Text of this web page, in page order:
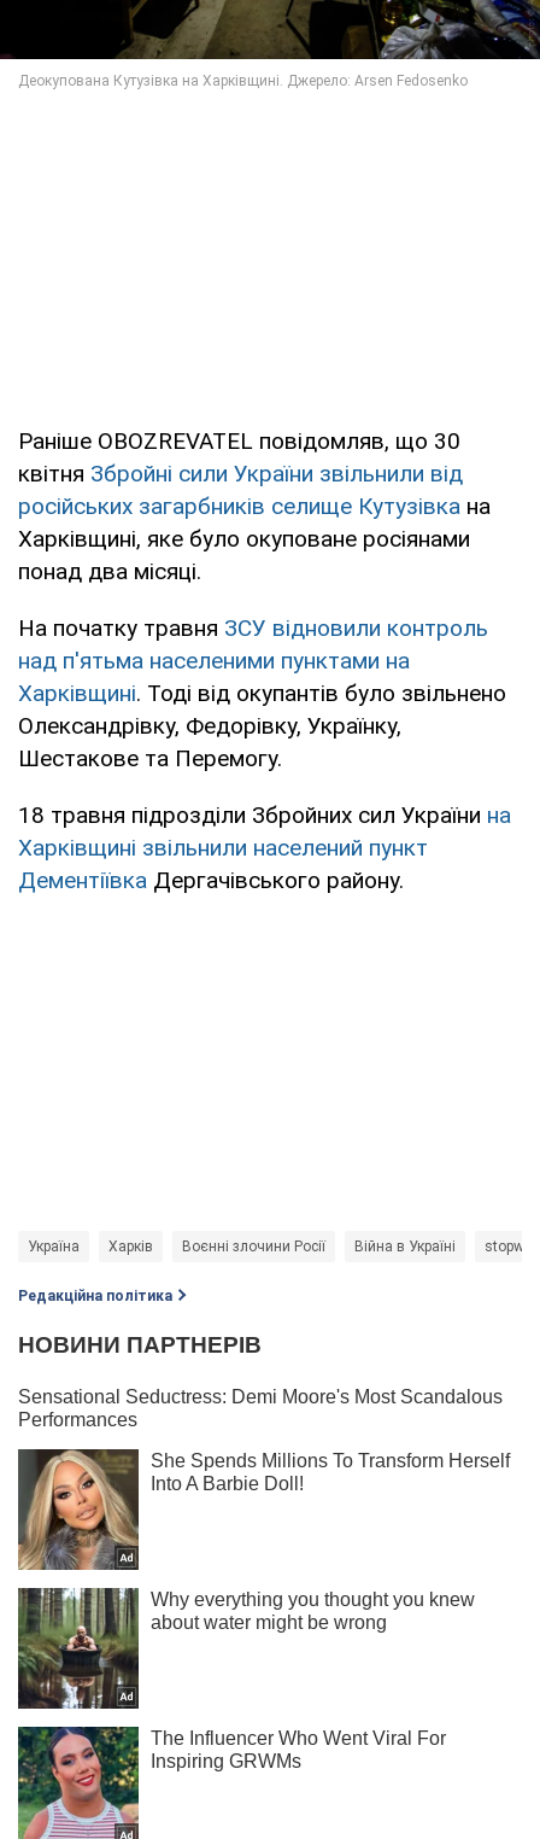
Раніше OBOZREVATEL повідомляв, що 30
квітня Збройні сили України звільнили від
російських загарбників селище Кутузівка на
Харківщині, яке було окуповане росіянами
понад два місяці.
На початку травня ЗСУ відновили контроль
над п'ятьма населеними пунктами на
Харківщині. Тоді від окупантів було звільнено
Олександрівку, Федорівку, Українку,
Шестакове та Перемогу.
18 травня підрозділи Збройних сил України на
Харківщині звільнили населений пункт
Дементіївка Дергачівського району.
Україна Харків Воєнні злочини Росії Війна в Україні stopwar
Редакційна політика